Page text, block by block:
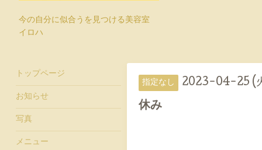
今の自分に似合うを見つける美容室
イロハ
指定なし 2023-04-25 (
休み
トップページ
お知らせ
写真
メニュー